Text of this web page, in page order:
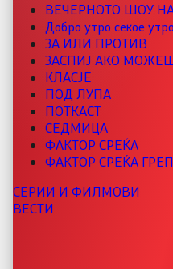
ВЕЧЕРНОТО ШОУ
Добро утро секое утро
ЗА ИЛИ ПРОТИВ
ЗАСПИЈ АКО
КЛАСЈЕ
ПОД ЛУПА
ПОТКАСТ
СЕДМИЦА
ФАКТОР СРЕЌА
ФАКТОР СРЕЌА
СЕРИИ И ФИЛМОВИ
ВЕСТИ